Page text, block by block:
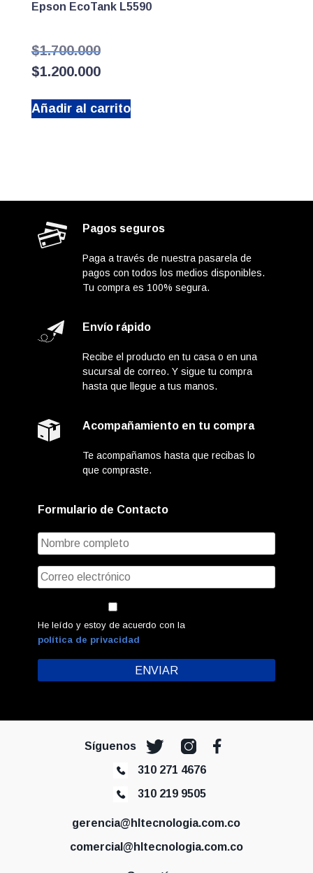
Epson EcoTank L5590
$1.700.000El
original
$1.700.000.
$1.200.000El
es:
Añadir al carrito
Pagos seguros
Paga a través de nuestra pasarela de
pagos con todos los medios disponibles.
Tu compra es 100% segura.
Envío rápido
Recibe el producto en tu casa o en una
sucursal de correo. Y sigue tu compra
hasta que llegue a tus manos.
Acompañamiento en tu compra
Te acompañamos hasta que recibas lo
que compraste.
Formulario de Contacto
He leído y estoy de acuerdo con la
política de privacidad
Síguenos
310 271 4676
310 219 9505
gerencia@hltecnologia.com.co
comercial@hltecnologia.com.co